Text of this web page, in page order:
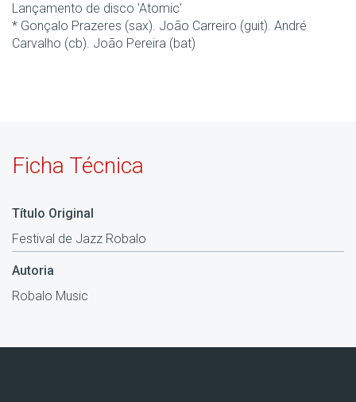
Lançamento de disco 'Atomic'
* Gonçalo Prazeres (sax). João Carreiro (guit). André
Carvalho (cb). João Pereira (bat)
Ficha Técnica
Título Original
Festival de Jazz Robalo
Autoria
Robalo Music